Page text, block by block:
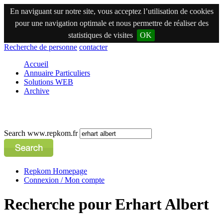
En naviguant sur notre site, vous acceptez l’utilisation de cookies
pour une navigation optimale et nous permettre de réaliser des
statistiques de visites
OK
Recherche de personne contacter
Accueil
Annuaire Particuliers
Solutions WEB
Archive
Search www.repkom.fr
Repkom Homepage
Connexion / Mon compte
Recherche pour Erhart Albert